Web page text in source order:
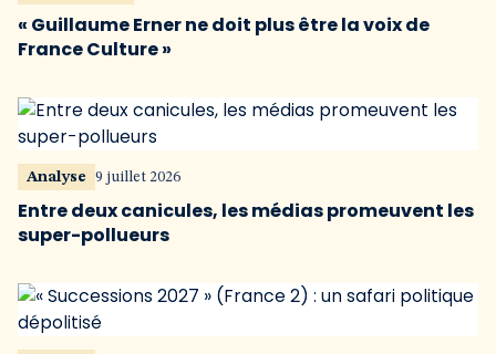
« Guillaume Erner ne doit plus être la voix de
France Culture »
Analyse 9 juillet 2026
Entre deux canicules, les médias promeuvent les
super-pollueurs